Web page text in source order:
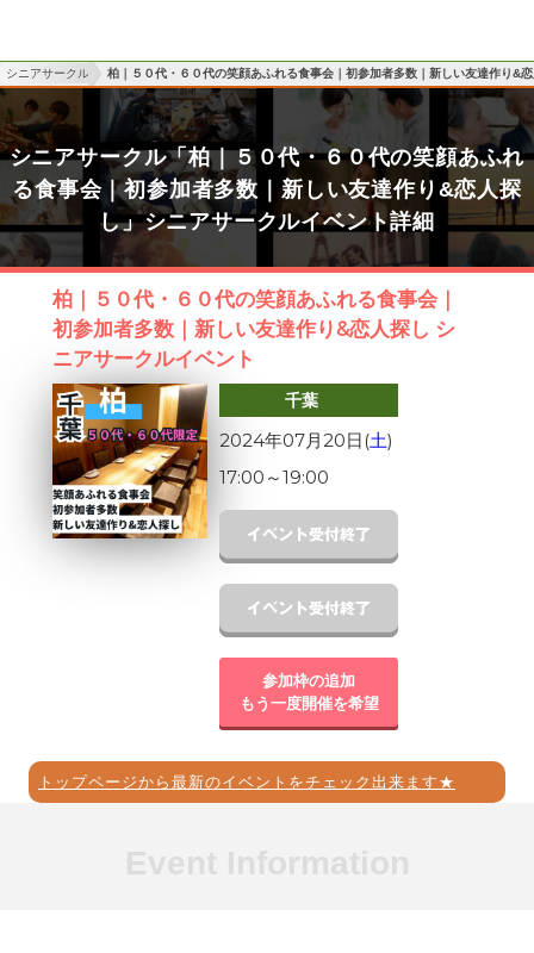
シニアサークル 柏｜５０代・６０代の笑顔あふれる食事会｜初参加者多数｜新しい友達作り&
シニアサークル「柏｜５０代・６０代の笑顔あふれ
る食事会｜初参加者多数｜新しい友達作り&恋人探
し」シニアサークルイベント詳細
柏｜５０代・６０代の笑顔あふれる食事会｜
初参加者多数｜新しい友達作り&恋人探し シ
ニアサークルイベント
千葉
2024年07月20日(土)
17:00 ～19:00
参加枠の追加
もう一度開催を希望
トップページから最新のイベントをチェック出来ます★